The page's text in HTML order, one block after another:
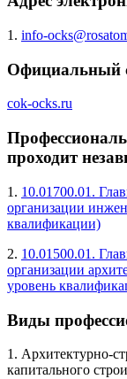
1. info-
Официальный
cok-ocks.ru
проходит
1. 10.01700.01.
организации
квалификации)
2. 10.01500.01.
организации
уровень
Виды
1. Архитектурно-
капитального